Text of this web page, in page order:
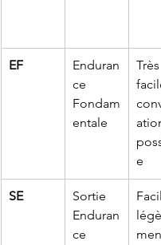
EF
Enduran
ce
Fondam
entale
Très
e
SE
Sortie
Enduran
ce